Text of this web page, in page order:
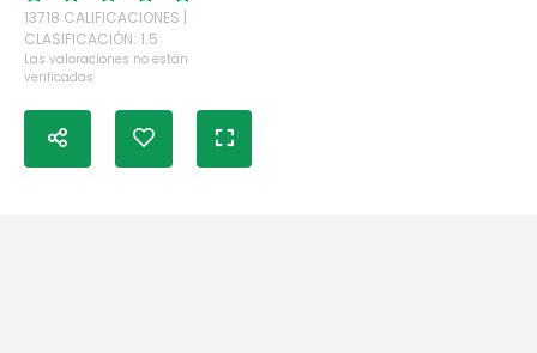
13718 CALIFICACIONES |
CLASIFICACIÓN: 1.5
Las valoraciones no están
verificadas